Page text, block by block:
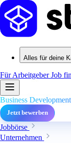
Alles für deine
Für ArbeitgeberJob
Business
Jetzt bewerben
Jobbörse
Unternehmen